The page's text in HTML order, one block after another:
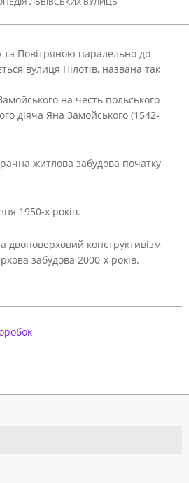
Повітряною паралельно до
вулиця Пілотів, названа так
на честь польського
діяча Яна Замойського (1542-
житлова забудова початку
1950-х років.
двоповерховий конструктивізм
забудова 2000-х років.